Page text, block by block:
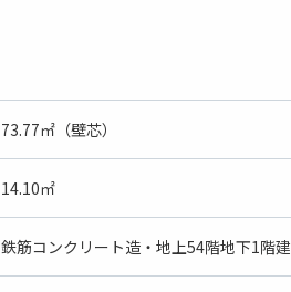
73.77㎡（壁芯）
14.10㎡
鉄筋コンクリート造・地上54階地下1階建